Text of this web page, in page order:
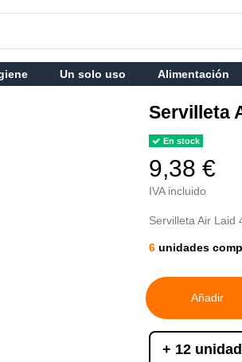
Un solo uso Alimentación
Servilleta
En stock
9,38 €
IVA incluido
Servilleta Air Laid
6 unidades
Añadir
+ 12